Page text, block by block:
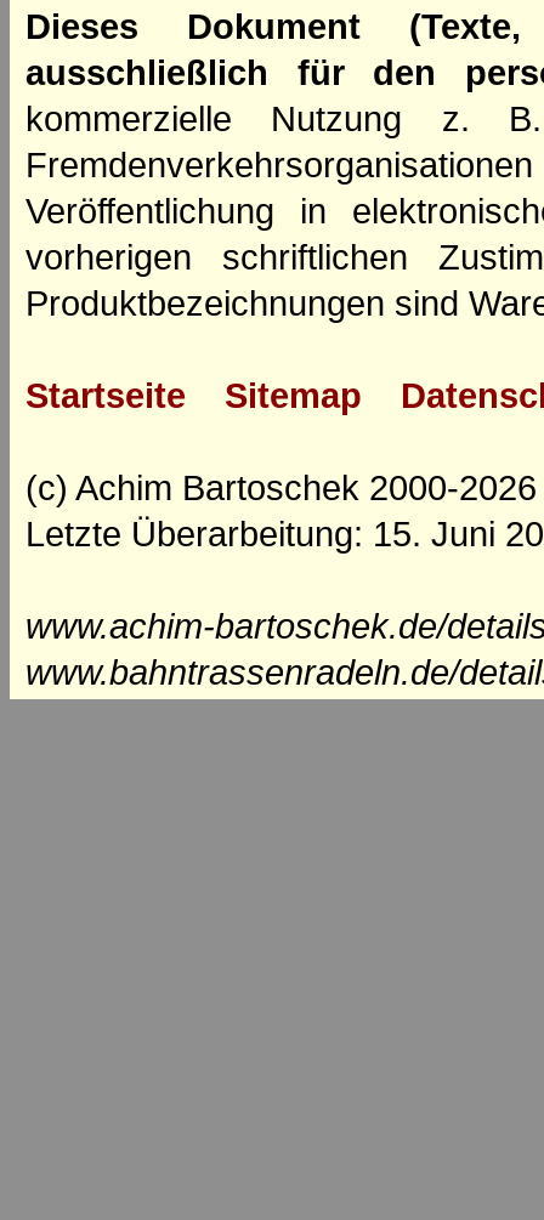
Dieses Dokument
ausschließlich für den
kommerzielle Nutzung z.
Veröffentlichung in
vorherigen schriftlichen
Produktbezeichnungen sind
Startseite Sitemap
(c) Achim Bartoschek 2000-2026
Letzte Überarbeitung: 15. Juni
www.achim-bartoschek.de/
www.bahntrassenradeln.de/